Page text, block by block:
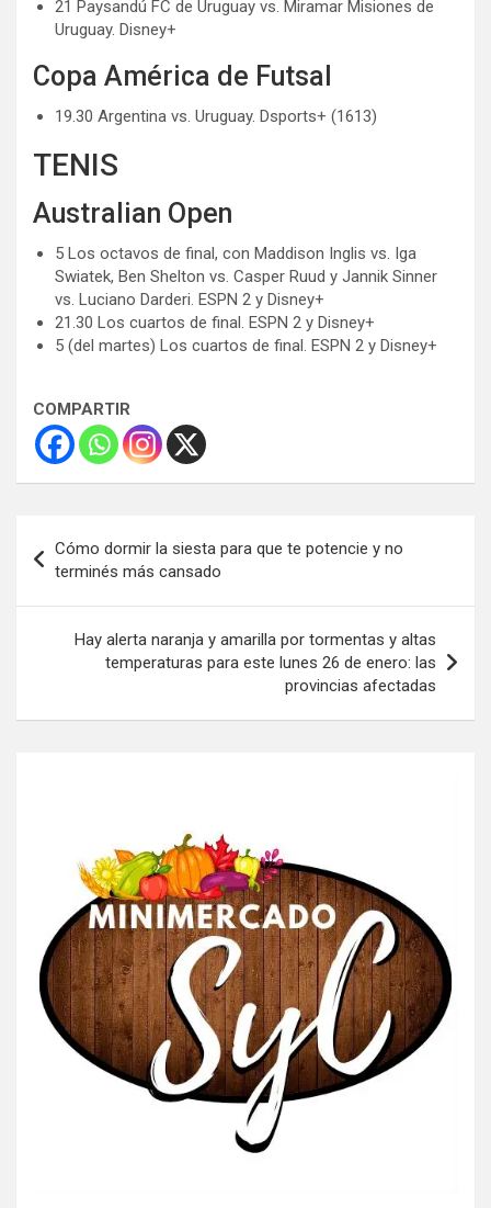
21 Paysandú FC de Uruguay vs. Miramar Misiones de
Uruguay. Disney+
Copa América de Futsal
19.30 Argentina vs. Uruguay. Dsports+ (1613)
TENIS
Australian Open
5 Los octavos de final, con Maddison Inglis vs. Iga
Swiatek, Ben Shelton vs. Casper Ruud y Jannik Sinner
vs. Luciano Darderi. ESPN 2 y Disney+
21.30 Los cuartos de final. ESPN 2 y Disney+
5 (del martes) Los cuartos de final. ESPN 2 y Disney+
COMPARTIR
de
entradas
Cómo dormir la siesta para que te potencie y no
terminés más cansado
Hay alerta naranja y amarilla por tormentas y altas
temperaturas para este lunes 26 de enero: las
provincias afectadas